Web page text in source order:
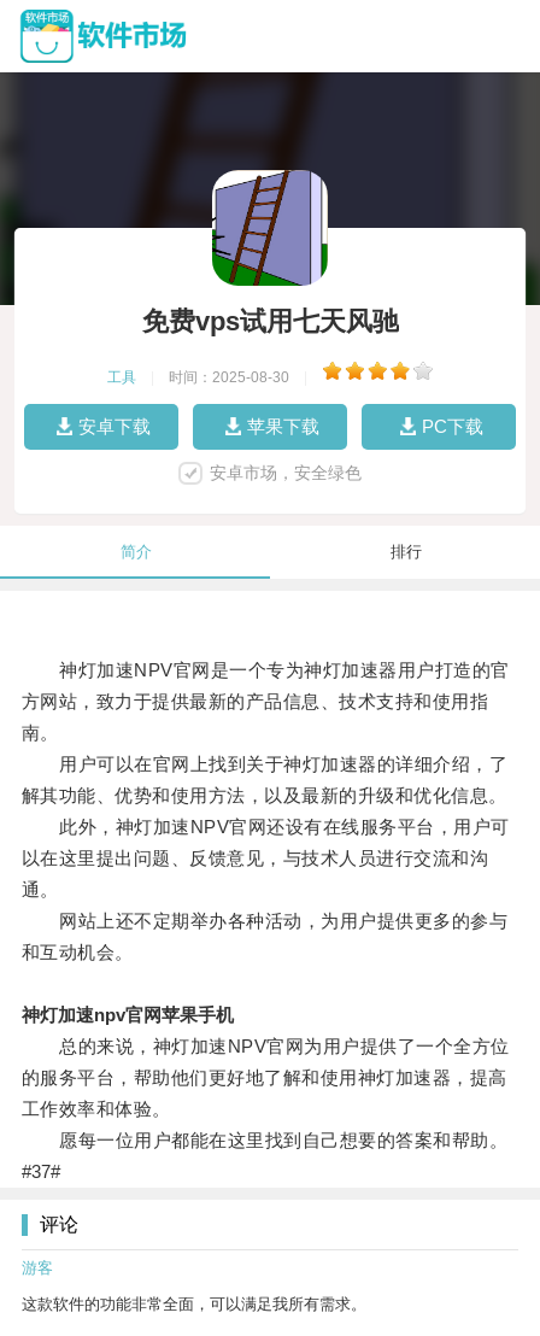
免费vps试用七天风驰
工具 时间：2025-08-30
安卓下载 苹果下载 PC下载
安卓市场，安全绿色
简介 排行
神灯加速NPV官网是一个专为神灯加速器用户打造的官
方网站，致力于提供最新的产品信息、技术支持和使用指
南。
用户可以在官网上找到关于神灯加速器的详细介绍，了
解其功能、优势和使用方法，以及最新的升级和优化信息。
此外，神灯加速NPV官网还设有在线服务平台，用户可
以在这里提出问题、反馈意见，与技术人员进行交流和沟
通。
网站上还不定期举办各种活动，为用户提供更多的参与
和互动机会。
神灯加速npv官网苹果手机
总的来说，神灯加速NPV官网为用户提供了一个全方位
的服务平台，帮助他们更好地了解和使用神灯加速器，提高
工作效率和体验。
愿每一位用户都能在这里找到自己想要的答案和帮助。
#37#
评论
游客
这款软件的功能非常全面，可以满足我所有需求。